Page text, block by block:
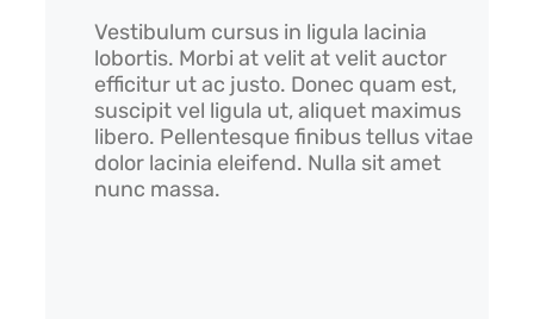
Vestibulum cursus in ligula lacinia
lobortis. Morbi at velit at velit auctor
efficitur ut ac justo. Donec quam est,
suscipit vel ligula ut, aliquet maximus
libero. Pellentesque finibus tellus vitae
dolor lacinia eleifend. Nulla sit amet
nunc massa.